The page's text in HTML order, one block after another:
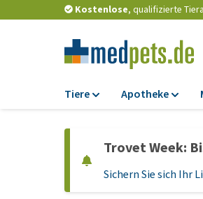
Kostenlose, qualifizierte
Tiere Apotheke
Trovet Week:
Sichern Sie sich Ihr